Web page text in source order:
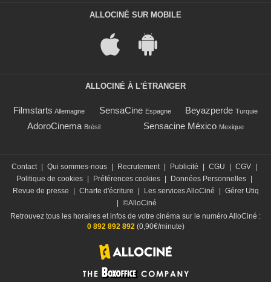
ALLOCINÉ SUR MOBILE
ALLOCINÉ À L'ÉTRANGER
Filmstarts Allemagne SensaCine Espagne Beyazperde Turquie
AdoroCinema Brésil Sensacine México Mexique
Contact | Qui sommes-nous | Recrutement | Publicité | CGU | CGV |
Politique de cookies | Préférences cookies | Données Personnelles |
Revue de presse
| Charte d'écriture | Les services AlloCiné | Gérer Utiq
| ©AlloCiné
Retrouvez tous les horaires et infos de votre cinéma sur le numéro AlloCiné :
0 892 892 892(0,90€/minute)